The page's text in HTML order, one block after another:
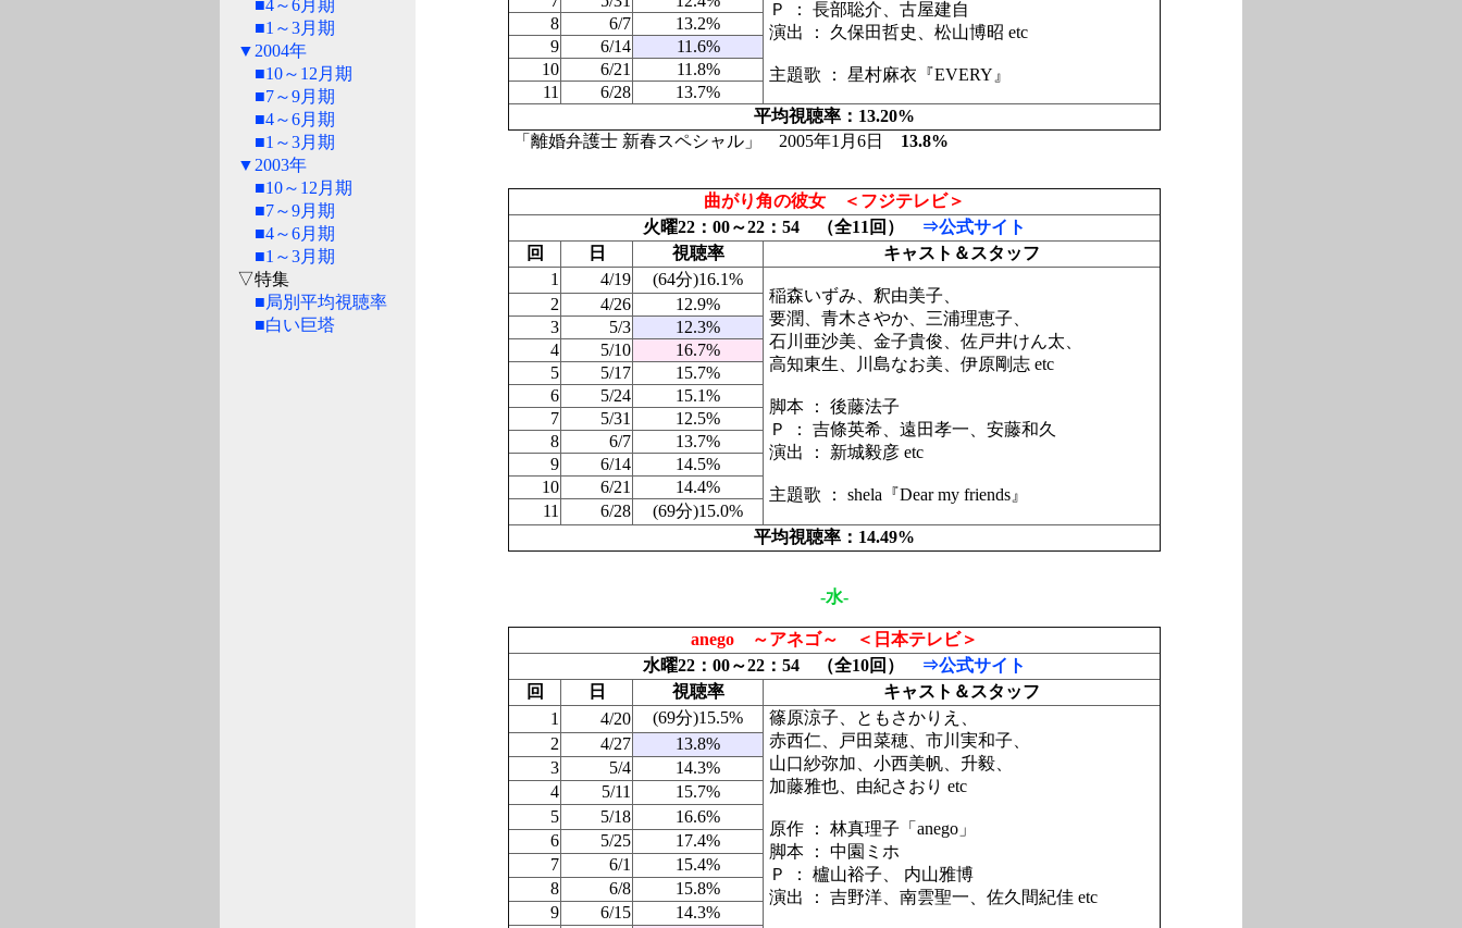
■4～6月期
■1～3月期
▼2004年
■10～12月期
■7～9月期
■4～6月期
■1～3月期
▼2003年
■10～12月期
■7～9月期
■4～6月期
■1～3月期
▽特集
■局別平均視聴率
■白い巨塔
Ｐ ： 長部聡介、古屋建自
演出 ： 久保田哲史、松山博昭 etc
主題歌 ： 星村麻衣『EVERY』
8
6/7
13.2%
9
6/14
11.6%
10
6/21
11.8%
11
6/28
13.7%
平均視聴率：13.20%
「離婚弁護士 新春スペシャル」 2005年1月6日 13.8%
曲がり角の彼女 ＜フジテレビ＞
火曜22：00～22：54 （全11回）
⇒公式サイト
回
日 視聴率
キャスト＆スタッフ
1
4/19
(64分)16.1%
稲森いずみ、釈由美子、
要潤、青木さやか、三浦理恵子、
石川亜沙美、金子貴俊、佐戸井けん太、
高知東生、川島なお美、伊原剛志 etc
脚本 ： 後藤法子
Ｐ ： 吉條英希、遠田孝一、安藤和久
演出 ： 新城毅彦 etc
主題歌 ： shela『Dear my friends』
2 4/26
12.9%
3
5/3
12.3%
4
5/10
16.7%
5
5/17
15.7%
6
5/24
15.1%
7
5/31
12.5%
8
6/7
13.7%
9
6/14
14.5%
10
6/21
14.4%
11
6/28
(69分)15.0%
平均視聴率：14.49%
-水-
anego ～アネゴ～ ＜日本テレビ＞
水曜22：00～22：54 （全10回）
⇒公式サイト
回
日 視聴率
キャスト＆スタッフ
1
4/20 (69分)15.5%
篠原涼子、ともさかりえ、
赤西仁、戸田菜穂、市川実和子、
山口紗弥加、小西美帆、升毅、
加藤雅也、由紀さおり etc
原作 ： 林真理子「anego」
脚本 ： 中園ミホ
Ｐ ： 櫨山裕子、 内山雅博
演出 ： 吉野洋、南雲聖一、佐久間紀佳 etc
2 4/27
13.8%
3
5/4
14.3%
4
5/11
15.7%
5
5/18
16.6%
6
5/25
17.4%
7
6/1
15.4%
8
6/8
15.8%
9
6/15
14.3%